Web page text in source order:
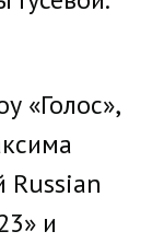
«Голос»,
Russian
и